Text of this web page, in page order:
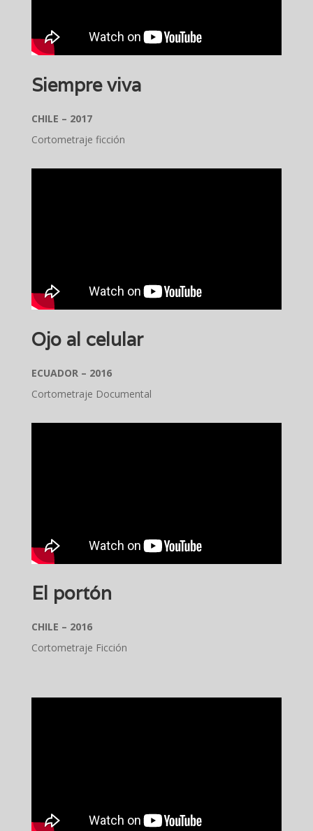
Siempre viva
CHILE – 2017
Cortometraje ficción
Ojo al celular
ECUADOR – 2016
Cortometraje Documental
El portón
CHILE – 2016
Cortometraje Ficción